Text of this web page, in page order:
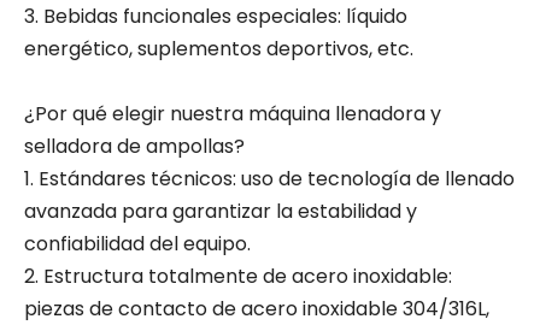
3. Bebidas funcionales especiales: líquido
energético, suplementos deportivos, etc.
¿Por qué elegir nuestra máquina llenadora y
selladora de ampollas?
1. Estándares técnicos: uso de tecnología de llenado
avanzada para garantizar la estabilidad y
confiabilidad del equipo.
2. Estructura totalmente de acero inoxidable:
piezas de contacto de acero inoxidable 304/316L,